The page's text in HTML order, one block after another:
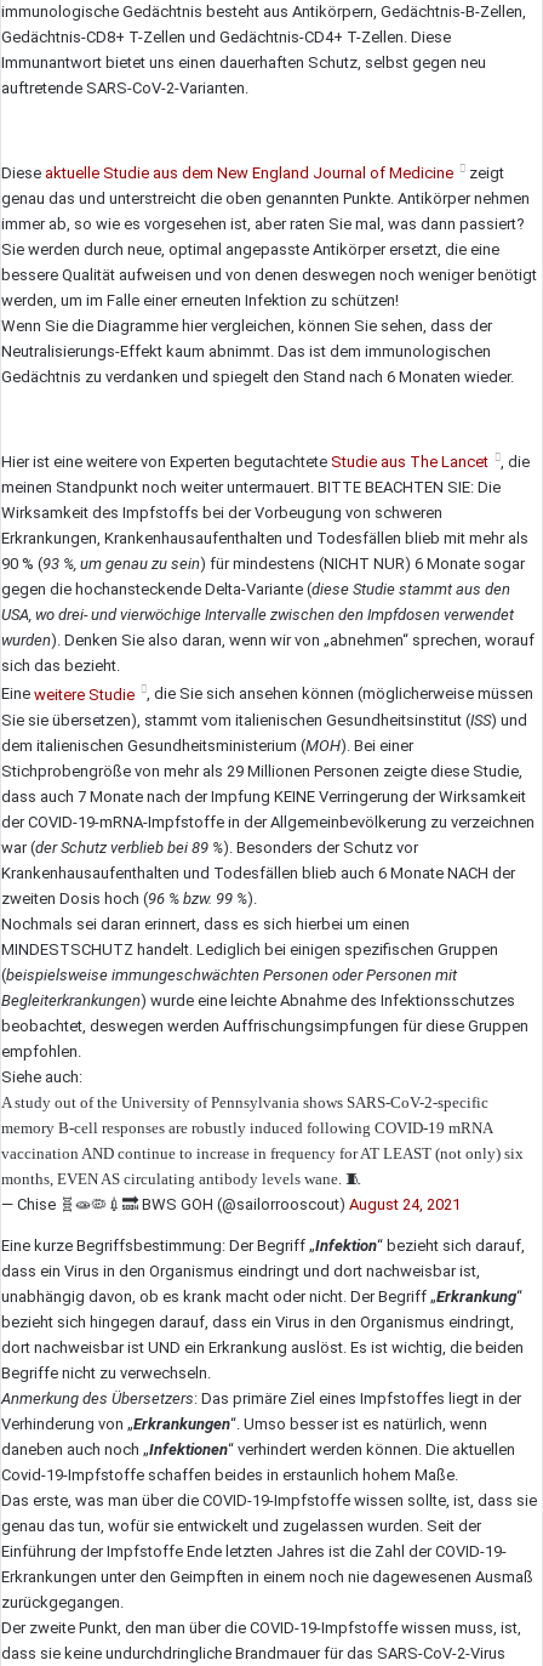
immunologische Gedächtnis besteht aus Antikörpern, Gedächtnis-B-Zellen,
Gedächtnis-CD8+ T-Zellen und Gedächtnis-CD4+ T-Zellen. Diese
Immunantwort bietet uns einen dauerhaften Schutz, selbst gegen neu
auftretende SARS-CoV-2-Varianten.
Diese aktuelle Studie aus dem New England Journal of Medicine
zeigt
genau das und unterstreicht die oben genannten Punkte. Antikörper nehmen
immer ab, so wie es vorgesehen ist, aber raten Sie mal, was dann passiert?
Sie werden durch neue, optimal angepasste Antikörper ersetzt, die eine
bessere Qualität aufweisen und von denen deswegen noch weniger benötigt
werden, um im Falle einer erneuten Infektion zu schützen!
Wenn Sie die Diagramme hier vergleichen, können Sie sehen, dass der
Neutralisierungs-Effekt kaum abnimmt. Das ist dem immunologischen
Gedächtnis zu verdanken und spiegelt den Stand nach 6 Monaten wieder.
Hier ist eine weitere von Experten begutachtete Studie aus The Lancet
, die
meinen Standpunkt noch weiter untermauert. BITTE BEACHTEN SIE: Die
Wirksamkeit des Impfstoffs bei der Vorbeugung von schweren
Erkrankungen, Krankenhausaufenthalten und Todesfällen blieb mit mehr als
90 % (93 %, um genau zu sein) für mindestens (NICHT NUR) 6 Monate sogar
gegen die hochansteckende Delta-Variante (diese Studie stammt aus den
USA, wo drei- und vierwöchige Intervalle zwischen den Impfdosen verwendet
wurden). Denken Sie also daran, wenn wir von „abnehmen“ sprechen, worauf
sich das bezieht.
Eine weitere Studie
, die Sie sich ansehen können (möglicherweise müssen
Sie sie übersetzen), stammt vom italienischen Gesundheitsinstitut (ISS) und
dem italienischen Gesundheitsministerium (MOH). Bei einer
Stichprobengröße von mehr als 29 Millionen Personen zeigte diese Studie,
dass auch 7 Monate nach der Impfung KEINE Verringerung der Wirksamkeit
der COVID-19-mRNA-Impfstoffe in der Allgemeinbevölkerung zu verzeichnen
war (der Schutz verblieb bei 89 %). Besonders der Schutz vor
Krankenhausaufenthalten und Todesfällen blieb auch 6 Monate NACH der
zweiten Dosis hoch (96 % bzw. 99 %).
Nochmals sei daran erinnert, dass es sich hierbei um einen
MINDESTSCHUTZ handelt. Lediglich bei einigen spezifischen Gruppen
(beispielsweise immungeschwächten Personen oder Personen mit
Begleiterkrankungen) wurde eine leichte Abnahme des Infektionsschutzes
beobachtet, deswegen werden Auffrischungsimpfungen für diese Gruppen
empfohlen.
Siehe auch:
A study out of the University of Pennsylvania shows SARS-CoV-2-specific
memory B-cell responses are robustly induced following COVID-19 mRNA
vaccination AND continue to increase in frequency for AT LEAST (not only) six
months, EVEN AS circulating antibody levels wane. 🧵
— Chise 🧬🧫🦠💉🔜 BWS GOH (@sailorrooscout) August 24, 2021
Eine kurze Begriffsbestimmung: Der Begriff „Infektion“ bezieht sich darauf,
dass ein Virus in den Organismus eindringt und dort nachweisbar ist,
unabhängig davon, ob es krank macht oder nicht. Der Begriff „Erkrankung“
bezieht sich hingegen darauf, dass ein Virus in den Organismus eindringt,
dort nachweisbar ist UND ein Erkrankung auslöst. Es ist wichtig, die beiden
Begriffe nicht zu verwechseln.
Anmerkung des Übersetzers: Das primäre Ziel eines Impfstoffes liegt in der
Verhinderung von „Erkrankungen“. Umso besser ist es natürlich, wenn
daneben auch noch „Infektionen“ verhindert werden können. Die aktuellen
Covid-19-Impfstoffe schaffen beides in erstaunlich hohem Maße.
Das erste, was man über die COVID-19-Impfstoffe wissen sollte, ist, dass sie
genau das tun, wofür sie entwickelt und zugelassen wurden. Seit der
Einführung der Impfstoffe Ende letzten Jahres ist die Zahl der COVID-19-
Erkrankungen unter den Geimpften in einem noch nie dagewesenen Ausmaß
zurückgegangen.
Der zweite Punkt, den man über die COVID-19-Impfstoffe wissen muss, ist,
dass sie keine undurchdringliche Brandmauer für das SARS-CoV-2-Virus